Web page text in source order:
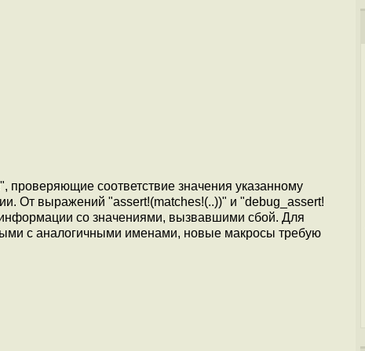
соответствие значения указанному
От выражений "assert!(matches!(..))" и "debug_assert!
со значениями, вызвавшими сбой. Для
с аналогичными именами, новые макросы требую